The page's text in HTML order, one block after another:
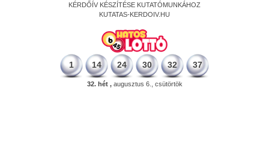
KÉRDŐÍV KÉSZÍTÉSE KUTATÓMUNKÁHOZ
KUTATAS-KERDOIV.HU
1 14 24 30 32 37
32. hét ,augusztus 6., csütörtök